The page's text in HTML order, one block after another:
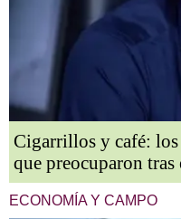
Cigarrillos y café: los
que preocuparon
ECONOMÍA Y CAMPO